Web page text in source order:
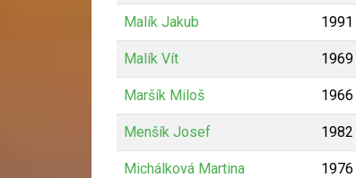
Malík Jakub 1991
Malík Vít 1969
Maršík Miloš 1966
Menšík Josef 1982
Michálková Martina 1976